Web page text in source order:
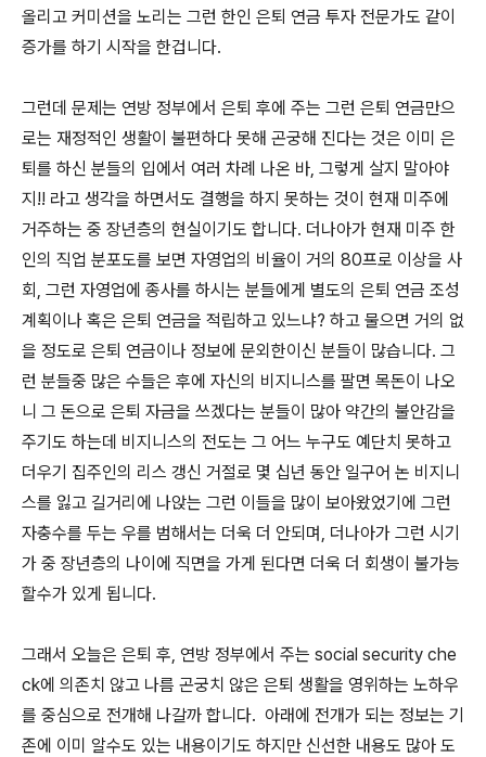
올리고 커미션을 노리는 그런 한인 은퇴 연금 투자 전문가도 같이
증가를 하기 시작을 한겁니다.
그런데 문제는 연방 정부에서 은퇴 후에 주는 그런 은퇴 연금만으
로는 재정적인 생활이 불편하다 못해 곤궁해 진다는 것은 이미 은
퇴를 하신 분들의 입에서 여러 차례 나온 바, 그렇게 살지 말아야
지!! 라고 생각을 하면서도 결행을 하지 못하는 것이 현재 미주에
거주하는 중 장년층의 현실이기도 합니다. 더나아가 현재 미주 한
인의 직업 분포도를 보면 자영업의 비율이 거의 80프로 이상을 사
회, 그런 자영업에 종사를 하시는 분들에게 별도의 은퇴 연금 조성
계획이나 혹은 은퇴 연금을 적립하고 있느냐? 하고 물으면 거의 없
을 정도로 은퇴 연금이나 정보에 문외한이신 분들이 많습니다. 그
런 분들중 많은 수들은 후에 자신의 비지니스를 팔면 목돈이 나오
니 그 돈으로 은퇴 자금을 쓰겠다는 분들이 많아 약간의 불안감을
주기도 하는데 비지니스의 전도는 그 어느 누구도 예단치 못하고
더우기 집주인의 리스 갱신 거절로 몇 십년 동안 일구어 논 비지니
스를 잃고 길거리에 나앉는 그런 이들을 많이 보아왔었기에 그런
자충수를 두는 우를 범해서는 더욱 더 안되며, 더나아가 그런 시기
가 중 장년층의 나이에 직면을 가게 된다면 더욱 더 회생이 불가능
할수가 있게 됩니다.
그래서 오늘은 은퇴 후, 연방 정부에서 주는 social security che
ck에 의존치 않고 나름 곤궁치 않은 은퇴 생활을 영위하는 노하우
를 중심으로 전개해 나갈까 합니다. 아래에 전개가 되는 정보는 기
존에 이미 알수도 있는 내용이기도 하지만 신선한 내용도 많아 도